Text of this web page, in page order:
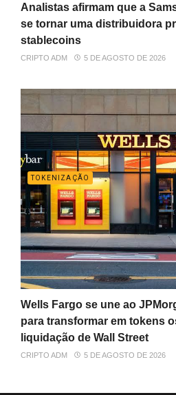
Analistas afirmam que a
se tornar uma distribuidora
stablecoins
CRIPTO ADM 5 DE AGOSTO DE 2026
TOKENIZAÇÃO
Wells Fargo se une ao
para transformar em tokens
liquidação de Wall Street
CRIPTO ADM 5 DE AGOSTO DE 2026